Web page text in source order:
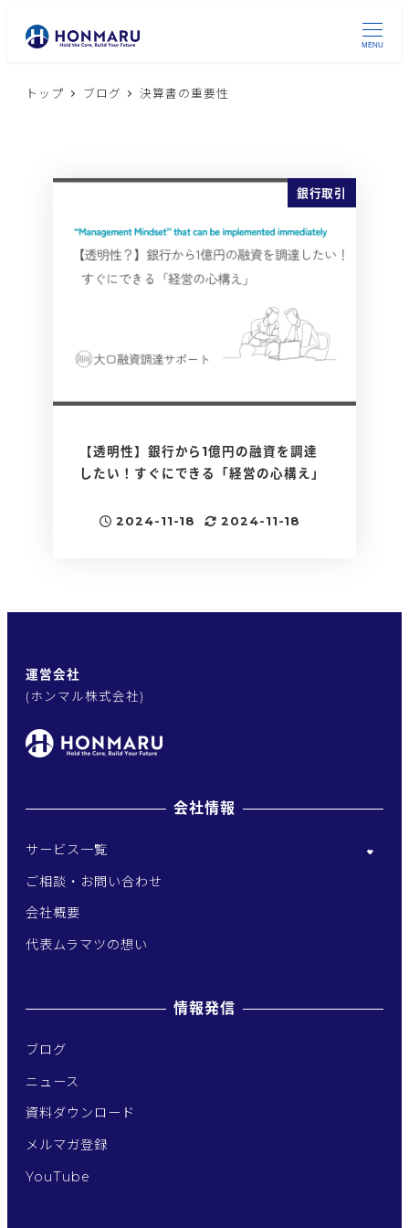
MENU
トップ ブログ 決算書の重要性
銀行取引
【透明性】銀行から1億円の融資を調達
したい！すぐにできる「経営の心構え」
投稿日
2024-11-18
更新日
2024-11-18
運営会社
(ホンマル株式会社)
会社情報
サービス一覧
ご相談・お問い合わせ
会社概要
代表ムラマツの想い
情報発信
ブログ
ニュース
資料ダウンロード
メルマガ登録
YouTube